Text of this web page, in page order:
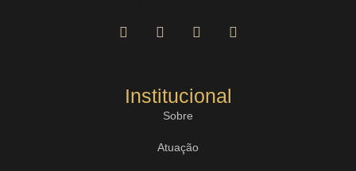
Institucional
Sobre
Atuação